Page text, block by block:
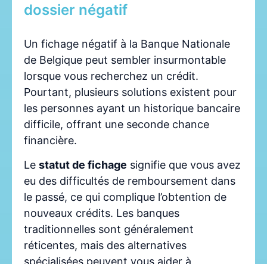
dossier négatif
Un fichage négatif à la Banque Nationale
de Belgique peut sembler insurmontable
lorsque vous recherchez un crédit.
Pourtant, plusieurs solutions existent pour
les personnes ayant un historique bancaire
difficile, offrant une seconde chance
financière.
Le statut de fichage signifie que vous avez
eu des difficultés de remboursement dans
le passé, ce qui complique l’obtention de
nouveaux crédits. Les banques
traditionnelles sont généralement
réticentes, mais des alternatives
spécialisées peuvent vous aider à